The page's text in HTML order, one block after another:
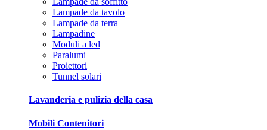
Lampade da tavolo
Lampade da terra
Lampadine
Moduli a led
Paralumi
Proiettori
Tunnel solari
Lavanderia e pulizia della casa
Mobili Contenitori